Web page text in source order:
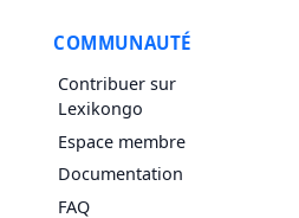
COMMUNAUTÉ
Contribuer sur
Lexikongo
Espace membre
Documentation
FAQ